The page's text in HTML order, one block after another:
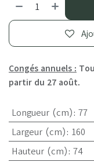
Congés annuels :
partir du 27 août.
Longueur (cm): 77
Largeur (cm): 160
Hauteur (cm): 74